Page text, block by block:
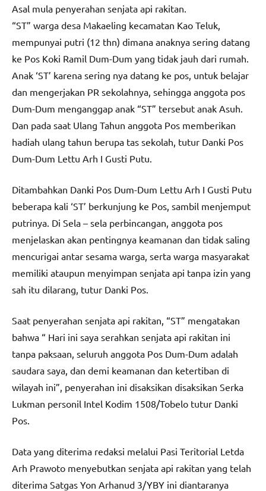
Asal mula penyerahan senjata api rakitan.
“ST” warga desa Makaeling kecamatan Kao Teluk,
mempunyai putri (12 thn) dimana anaknya sering datang
ke Pos Koki Ramil Dum-Dum yang tidak jauh dari rumah.
Anak ‘ST’ karena sering nya datang ke pos, untuk belajar
dan mengerjakan PR sekolahnya, sehingga anggota pos
Dum-Dum menganggap anak “ST” tersebut anak Asuh.
Dan pada saat Ulang Tahun anggota Pos memberikan
hadiah ulang tahun berupa tas sekolah, tutur Danki Pos
Dum-Dum Lettu Arh I Gusti Putu.
Ditambahkan Danki Pos Dum-Dum Lettu Arh I Gusti Putu
beberapa kali ‘ST’ berkunjung ke Pos, sambil menjemput
putrinya. Di Sela – sela perbincangan, anggota pos
menjelaskan akan pentingnya keamanan dan tidak saling
mencurigai antar sesama warga, serta warga masyarakat
memiliki ataupun menyimpan senjata api tanpa izin yang
sah itu dilarang, tutur Danki Pos.
Saat penyerahan senjata api rakitan, “ST” mengatakan
bahwa “ Hari ini saya serahkan senjata api rakitan ini
tanpa paksaan, seluruh anggota Pos Dum-Dum adalah
saudara saya, dan demi keamanan dan ketertiban di
wilayah ini”, penyerahan ini disaksikan disaksikan Serka
Lukman personil Intel Kodim 1508/Tobelo tutur Danki
Pos.
Data yang diterima redaksi melalui Pasi Teritorial Letda
Arh Prawoto menyebutkan senjata api rakitan yang telah
diterima Satgas Yon Arhanud 3/YBY ini diantaranya